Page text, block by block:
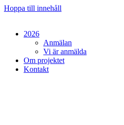
Hoppa till innehåll
2026
Anmälan
Vi är anmälda
Om projektet
Kontakt